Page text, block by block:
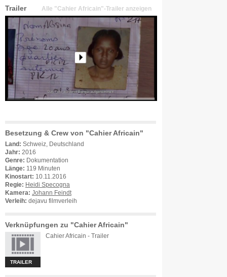
Trailer Alle "Cahier Africain"-Trailer anzeigen
Besetzung & Crew von "Cahier Africain"
Land: Schweiz, Deutschland
Jahr: 2016
Genre: Dokumentation
Länge: 119 Minuten
Kinostart: 10.11.2016
Regie: Heidi Specogna
Kamera: Johann Feindt
Verleih: dejavu filmverleih
Verknüpfungen zu "Cahier Africain"
TRAILER
Cahier Africain - Trailer